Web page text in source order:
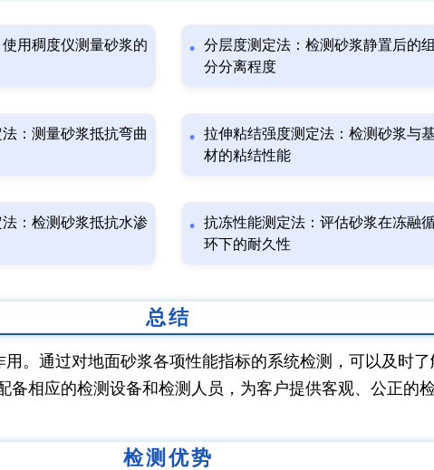
用稠度仪测量砂浆的
分层度测定法：检测砂浆静置后的组
分分离程度
：测量砂浆抵抗弯曲
拉伸粘结强度测定法：检测砂浆与基
材的粘结性能
：检测砂浆抵抗水渗
抗冻性能测定法：评估砂浆在冻融
环下的耐久性
总结
。通过对地面砂浆各项性能指标的系统检测，可以及时
相应的检测设备和检测人员，为客户提供客观、公正的
检测优势